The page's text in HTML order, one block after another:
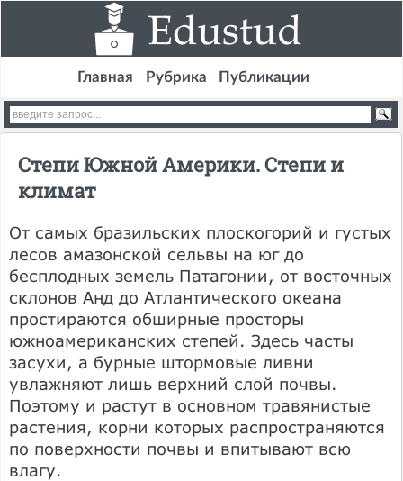
Главная Рубрика Публикации
Степи Южной Америки. Степи и
климат
От самых бразильских плоскогорий и густых
лесов амазонской сельвы на юг до
бесплодных земель Патагонии, от восточных
склонов Анд до Атлантического океана
простираются обширные просторы
южноамериканских степей. Здесь часты
засухи, а бурные штормовые ливни
увлажняют лишь верхний слой почвы.
Поэтому и растут в основном травянистые
растения, корни которых распространяются
по поверхности почвы и впитывают всю
влагу.